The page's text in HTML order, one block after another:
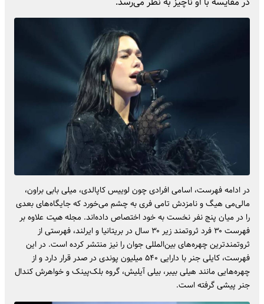
در ادامه‌ فهرست، اسامی افرادی چون لوییس کاپالدی، میلی بابی براون،
مالی‌می هیگ و نامزدش تامی فری به چشم می‌خورد که جایگاه‌های بعدی
را در میان پنج نفر نخست به خود اختصاص داده‌اند. مجله‌هیت علاوه بر
فهرست ۳۰ فرد ثروتمند زیر ۳۰ سال در بریتانیا و ایرلند، فهرستی از
ثروتمندترین چهره‌های بین‌المللی جوان را نیز منتشر کرده است. در این
فهرست، کایلی جنر با دارایی ۵۴۰ میلیون پوندی در صدر قرار دارد و از
چهره‌هایی مانند هیلی بیبر، بیلی آیلیش، گروه بلک‌پینک و خواهرش کندال
جنر پیشی گرفته است.